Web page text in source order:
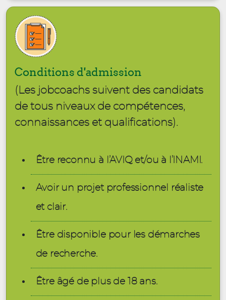
Conditions d'admission
(Les jobcoachs suivent des candidats
de tous niveaux de compétences,
connaissances et qualifications).
Être reconnu à l’AVIQ et/ou à l’INAMI.
Avoir un projet professionnel réaliste
et clair.
Être disponible pour les démarches
de recherche.
Être âgé de plus de 18 ans.